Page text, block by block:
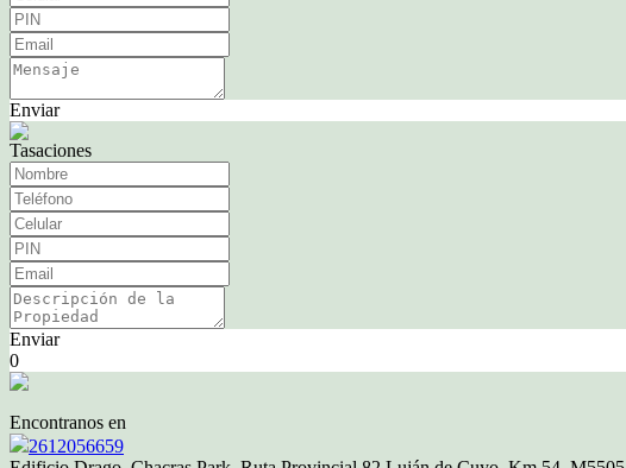
Enviar
Tasaciones
Enviar
0
Encontranos en
2612056659